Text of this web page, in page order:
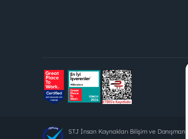
STJ İnsan Kaynakları Bilişim ve